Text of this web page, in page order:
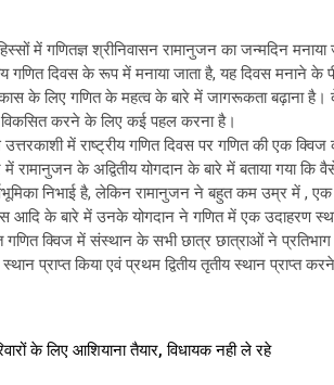
में गणितज्ञ श्रीनिवासन रामानुजन का जन्मदिन मनाया
गणित दिवस के रूप में मनाया जाता है, यह दिवस मनाने के
के लिए गणित के महत्व के बारे में जागरूकता बढ़ाना
करने के लिए कई पहल करना है।
में राष्ट्रीय गणित दिवस पर गणित की एक क्विज
रामानुजन के अद्वितीय योगदान के बारे में बताया गया कि
निभाई है, लेकिन रामानुजन ने बहुत कम उम्र में ,
आदि के बारे में उनके योगदान ने गणित में एक उदाहरण
क्विज में संस्थान के सभी छात्र छात्राओं ने प्रतिभाग
प्राप्त किया एवं प्रथम द्वितीय तृतीय स्थान प्राप्त
के लिए आशियाना तैयार, विधायक नही ले रहे